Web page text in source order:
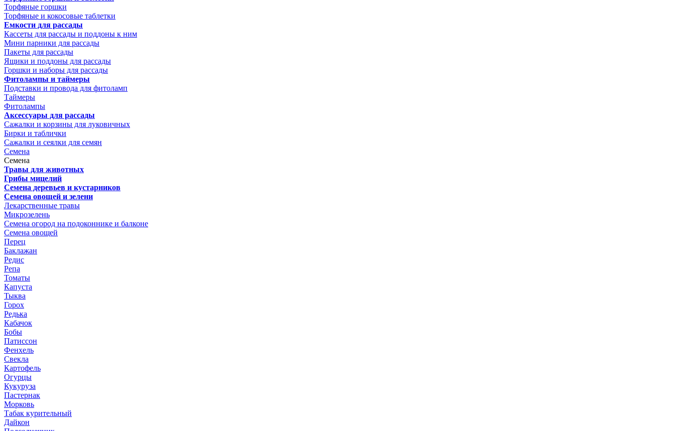
Торфяные горшки
Торфяные и кокосовые таблетки
Емкости для рассады
Кассеты для рассады и поддоны к ним
Мини парники для рассады
Пакеты для рассады
Ящики и поддоны для рассады
Горшки и наборы для рассады
Фитолампы и таймеры
Подставки и провода для фитоламп
Таймеры
Фитолампы
Аксессуары для рассады
Сажалки и корзины для луковичных
Бирки и таблички
Сажалки и сеялки для семян
Семена
Семена
Травы для животных
Грибы мицелий
Семена деревьев и кустарников
Семена овощей и зелени
Лекарственные травы
Микрозелень
Семена огород на подоконнике и балконе
Семена овощей
Перец
Баклажан
Редис
Репа
Томаты
Капуста
Тыква
Горох
Редька
Кабачок
Бобы
Патиссон
Фенхель
Свекла
Картофель
Огурцы
Кукуруза
Пастернак
Морковь
Табак курительный
Дайкон